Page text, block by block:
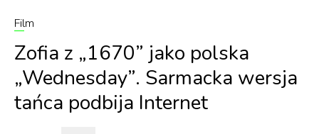
Film
Zofia z „1670” jako polska
„Wednesday”. Sarmacka wersja
tańca podbija Internet